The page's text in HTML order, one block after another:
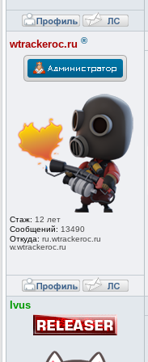
wtrackeroc.ru ®
Стаж: 12 лет
Сообщений: 13490
Откуда: ru.wtrackeroc.ru
w.wtrackeroc .ru
Ivus